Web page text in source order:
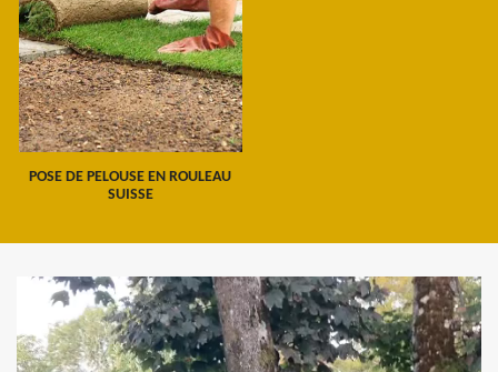
POSE DE PELOUSE EN ROULEAU
SUISSE